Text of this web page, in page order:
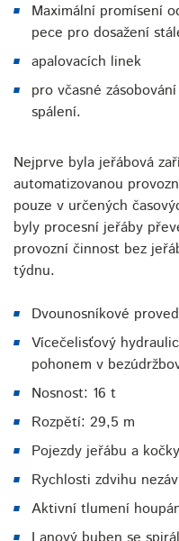
Maximální promísení
pece pro dosažení
apalovacích linek
pro včasné
spálení.
Nejprve byla jeřábová
automatizovanou
pouze v určených
byly procesní jeřáby
provozní činnost bez
týdnu.
Dvounosníkové
Vícečelisťový
pohonem v
Nosnost: 16 t
Rozpětí: 29,5 m
Pojezdy jeřábu a
Rychlosti zdvihu
Aktivní tlumení